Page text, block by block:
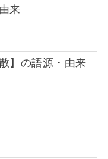
来
】の語源・由来